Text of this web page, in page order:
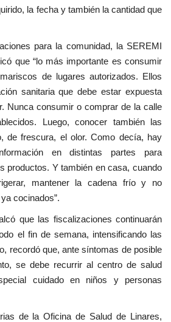
la fecha y también la cantidad que
para la comunidad, la SEREMI
que “lo más importante es consumir
de lugares autorizados. Ellos
sanitaria que debe estar expuesta
Nunca consumir o comprar de la calle
Luego, conocer también las
de frescura, el olor. Como decía, hay
en distintas partes para
productos. Y también en casa, cuando
mantener la cadena frío y no
cocinados”.
que las fiscalizaciones continuarán
el fin de semana, intensificando las
recordó que, ante síntomas de posible
se debe recurrir al centro de salud
cuidado en niños y personas
de la Oficina de Salud de Linares,